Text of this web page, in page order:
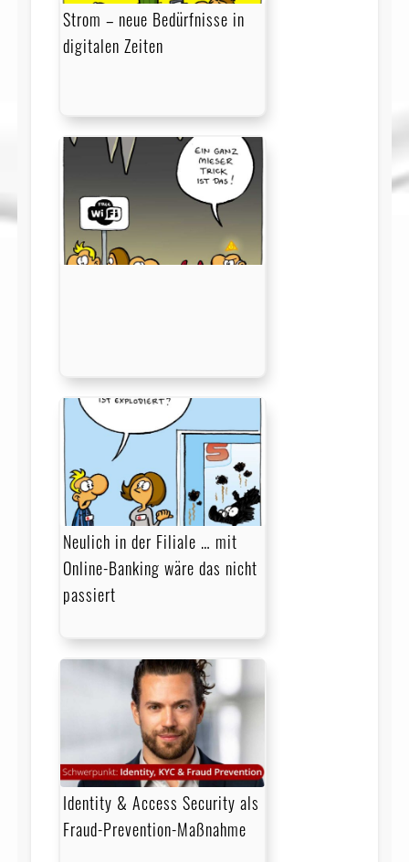
Strom – neue Bedürfnisse in
digitalen Zeiten
Neulich in der Filiale … mit
Online-Banking wäre das nicht
passiert
Identity & Access Security als
Fraud-Prevention-Maßnahme